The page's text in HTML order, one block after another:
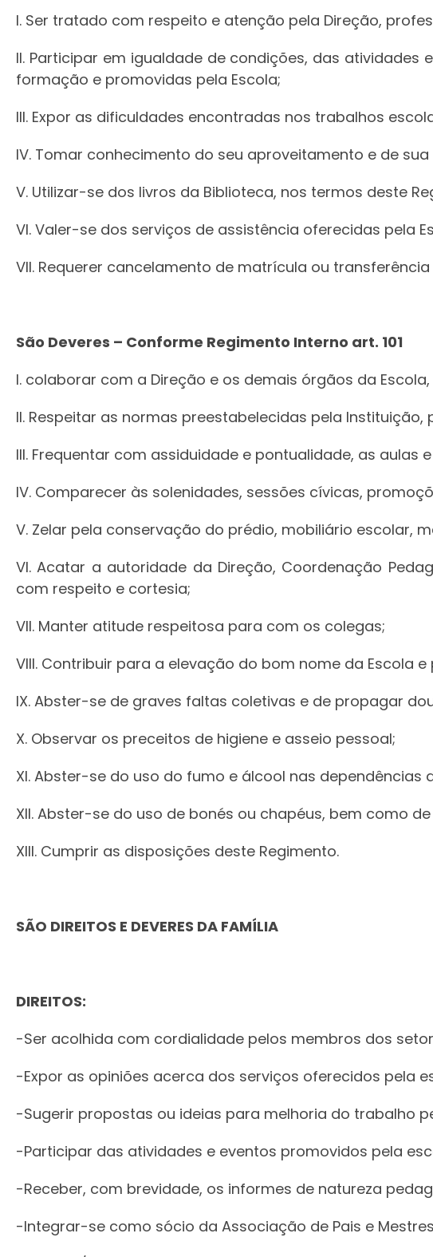
I. Ser tratado com respeito e atenção pela Direção,
II. Participar em igualdade de condições, das
formação e promovidas pela Escola;
III. Expor as dificuldades encontradas nos trabalhos
IV. Tomar conhecimento do seu aproveitamento e de
V. Utilizar-se dos livros da Biblioteca, nos termos deste
VI. Valer-se dos serviços de assistência oferecidas pela
VII. Requerer cancelamento de matrícula ou
São Deveres – Conforme Regimento Interno art. 101
I. colaborar com a Direção e os demais órgãos da
II. Respeitar as normas preestabelecidas pela
III. Frequentar com assiduidade e pontualidade, as
IV. Comparecer às solenidades, sessões cívicas,
V. Zelar pela conservação do prédio, mobiliário escolar,
VI. Acatar a autoridade da Direção, Coordenação
com respeito e cortesia;
VII. Manter atitude respeitosa para com os colegas;
VIII. Contribuir para a elevação do bom nome da Escola
IX. Abster-se de graves faltas coletivas e de propagar
X. Observar os preceitos de higiene e asseio pessoal;
XI. Abster-se do uso do fumo e álcool nas dependências
XII. Abster-se do uso de bonés ou chapéus, bem como
XIII. Cumprir as disposições deste Regimento.
SÃO DIREITOS E DEVERES DA FAMÍLIA
DIREITOS:
-Ser acolhida com cordialidade pelos membros dos
-Expor as opiniões acerca dos serviços oferecidos pela
-Sugerir propostas ou ideias para melhoria do trabalho
-Participar das atividades e eventos promovidos pela
-Receber, com brevidade, os informes de natureza
-Integrar-se como sócio da Associação de Pais e